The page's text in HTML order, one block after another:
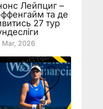
Лейпциг –
та де
27 тур
Mar, 2026